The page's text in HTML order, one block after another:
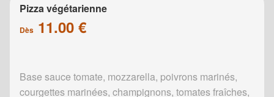
Pizza végétarienne
Dès 11.00 €
Base sauce tomate, mozzarella, poivrons marinés,
courgettes marinées, champignons, tomates fraîches,